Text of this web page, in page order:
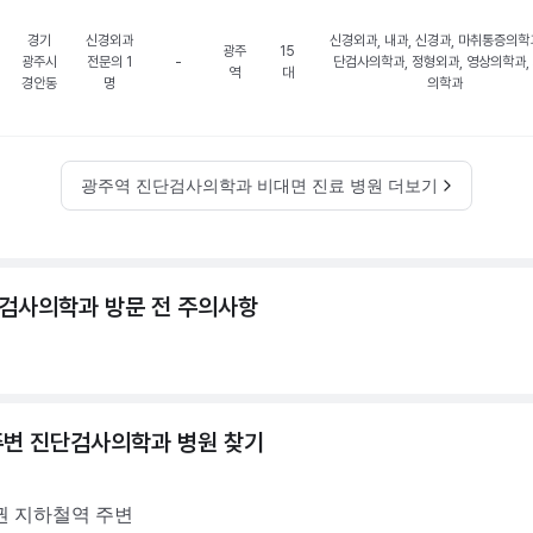
경기
광주시
경안동
신경외과
전문의 1
명
-
광주
역
15
대
신경외과, 내과, 신경과, 마취통증의학
단검사의학과, 정형외과, 영상의학과,
의학과
광주역 진단검사의학과 비대면 진료 병원 더보기
사의학과 방문 전 주의사항
진단검사의학과 병원 찾기
지하철역 주변